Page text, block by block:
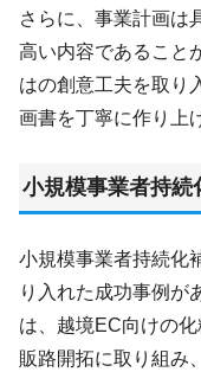
さらに、事業計画は
高い内容であること
はの創意工夫を取り
画書を丁寧に作り上
小規模事業者持続
小規模事業者持続化
り入れた成功事例が
は、越境EC向けの
販路開拓に取り組み